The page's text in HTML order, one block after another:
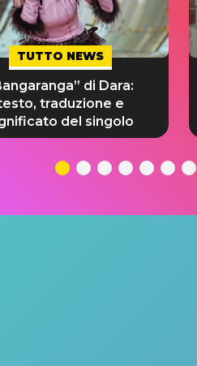
TUTTO NEWS
di Dara:
traduzione e
del singolo